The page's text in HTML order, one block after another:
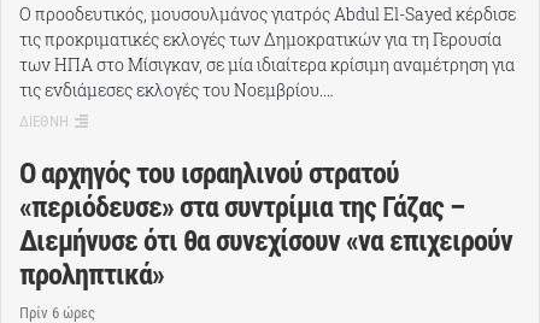
Ο προοδευτικός, μουσουλμάνος γιατρός Abdul El-Sayed κέρδισε
τις προκριματικές εκλογές των Δημοκρατικών για τη Γερουσία
των ΗΠΑ στο Μίσιγκαν, σε μία ιδιαίτερα κρίσιμη αναμέτρηση για
τις ενδιάμεσες εκλογές του Νοεμβρίου.…
ΔΙΕΘΝΗ
Ο αρχηγός του ισραηλινού στρατού
«περιόδευσε» στα συντρίμια της Γάζας –
Διεμήνυσε ότι θα συνεχίσουν «να επιχειρούν
προληπτικά»
Πρίν 6 ώρες